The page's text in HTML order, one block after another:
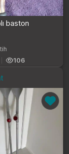
baston
106